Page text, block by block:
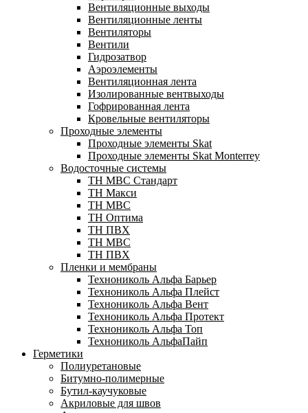
Вентиляционные выходы
Вентиляционные ленты
Вентиляторы
Вентили
Гидрозатвор
Аэроэлементы
Вентиляционная лента
Изолированные вентвыходы
Гофрированная лента
Кровельные вентиляторы
Проходные элементы
Проходные элементы Skat
Проходные элементы Skat Monterrey
Водосточные системы
TH MBC Стандарт
TH Макси
TH МВС
TH Оптима
TH ПВХ
ТН МВС
ТН ПВХ
Пленки и мембраны
Технониколь Альфа Барьер
Технониколь Альфа Плейст
Технониколь Альфа Вент
Технониколь Альфа Протект
Технониколь Альфа Топ
Технониколь АльфаПайп
Герметики
Полиуретановые
Битумно-полимерные
Бутил-каучуковые
Акриловые для швов